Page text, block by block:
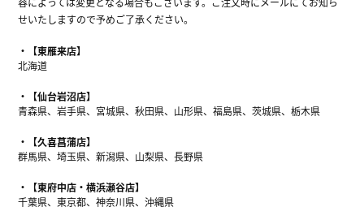
せいたしますので予めご了承ください。
【東雁来店】
北海道
【仙台岩沼店】
青森県、岩手県、宮城県、秋田県、山形県、福島県、茨城県、栃木県
【久喜菖蒲店】
群馬県、埼玉県、新潟県、山梨県、長野県
【東府中店・横浜瀬谷店】
千葉県、東京都、神奈川県、沖縄県